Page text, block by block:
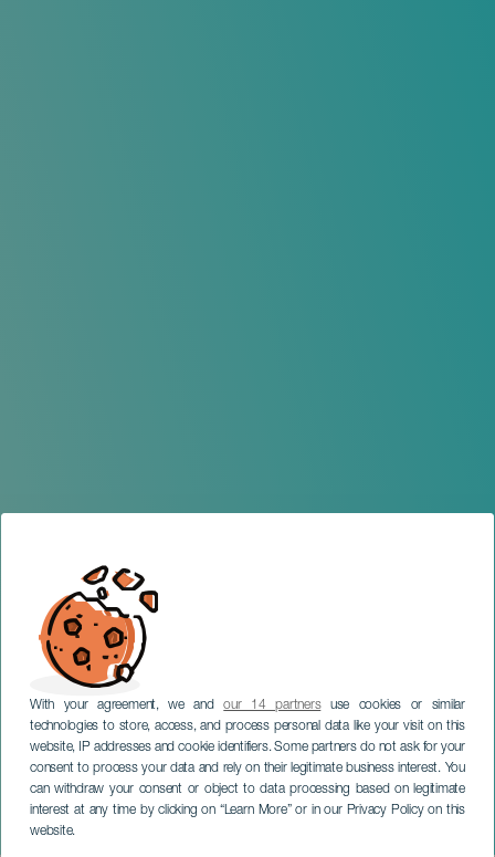
With your agreement, we andour 14 partnersuse cookies or similar
technologies to store, access, and process personal data like your visit on this
website, IP addresses and cookie identifiers. Some partners do not ask for your
consent to process your data and rely on their legitimate business interest. You
can withdraw your consent or object to data processing based on legitimate
interest at any time by clicking on “Learn More” or in our Privacy Policy on this
website.
El Pino Szolidaritás
Kerékpártúra
GRAN CANARIA